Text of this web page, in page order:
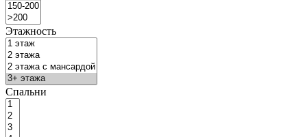
Этажность
Спальни